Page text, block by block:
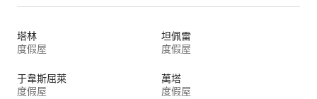
塔林
度假屋
坦佩雷
度假屋
于韋斯屈萊
度假屋
萬塔
度假屋